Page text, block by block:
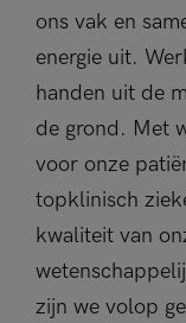
ons vak en
energie uit.
handen uit de
de grond. Met
voor onze
topklinisch
kwaliteit van
zijn we volop